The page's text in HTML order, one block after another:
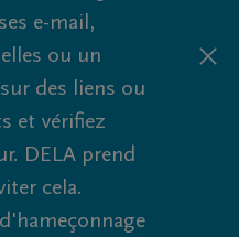
e-mail,
ou un
des liens ou
et vérifiez
DELA prend
cela.